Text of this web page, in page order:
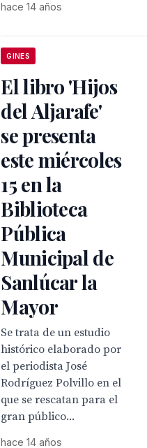
hace 14 años
GINES
El libro 'Hijos
del Aljarafe'
se presenta
este miércoles
15 en la
Biblioteca
Pública
Municipal de
Sanlúcar la
Mayor
Se trata de un estudio
histórico elaborado por
el periodista José
Rodríguez Polvillo en el
que se rescatan para el
gran público...
hace 14 años